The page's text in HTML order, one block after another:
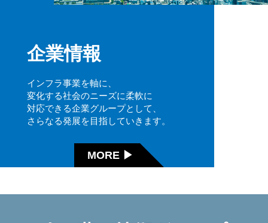
企業情報
MORE ▶
インフラ事業を軸に、
変化する社会のニーズに柔軟に
対応できる企業グループとして、
さらなる発展を目指していきます。